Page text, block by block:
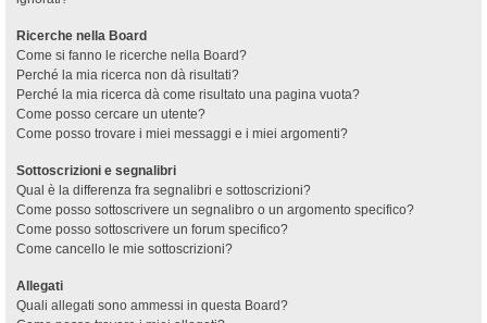
Ricerche nella Board
Come si fanno le ricerche nella Board?
Perché la mia ricerca non dà risultati?
Perché la mia ricerca dà come risultato una pagina vuota?
Come posso cercare un utente?
Come posso trovare i miei messaggi e i miei argomenti?
Sottoscrizioni e segnalibri
Qual è la differenza fra segnalibri e sottoscrizioni?
Come posso sottoscrivere un segnalibro o un argomento specifico?
Come posso sottoscrivere un forum specifico?
Come cancello le mie sottoscrizioni?
Allegati
Quali allegati sono ammessi in questa Board?